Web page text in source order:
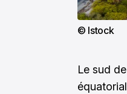
© Istock
Le sud